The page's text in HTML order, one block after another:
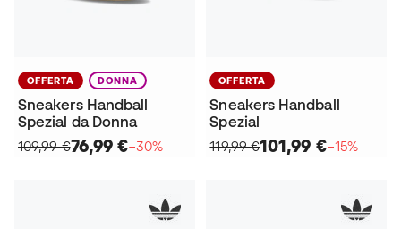
OFFERTA DONNA
Sneakers Handball
Spezial da Donna
109,99 €76,99 €−30%
OFFERTA
Sneakers Handball
Spezial
119,99 €101,99 €−15%